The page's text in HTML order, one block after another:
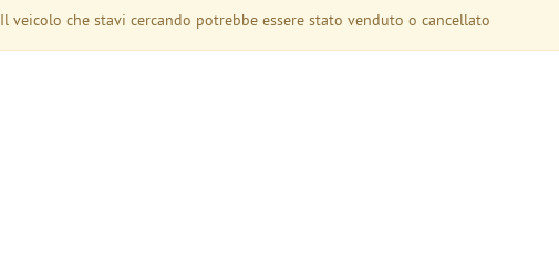
Il veicolo che stavi cercando potrebbe essere stato venduto o cancellato